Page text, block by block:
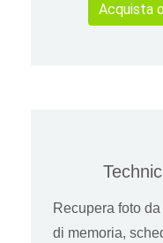
Acquista
Recupera foto
di memoria,